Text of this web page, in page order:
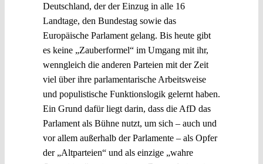
Deutschland, der der Einzug in alle 16
Landtage, den Bundestag sowie das
Europäische Parlament gelang. Bis heute gibt
es keine „Zauberformel“ im Umgang mit ihr,
wenngleich die anderen Parteien mit der Zeit
viel über ihre parlamentarische Arbeitsweise
und populistische Funktionslogik gelernt haben.
Ein Grund dafür liegt darin, dass die AfD das
Parlament als Bühne nutzt, um sich – auch und
vor allem außerhalb der Parlamente – als Opfer
der „Altparteien“ und als einzige „wahre